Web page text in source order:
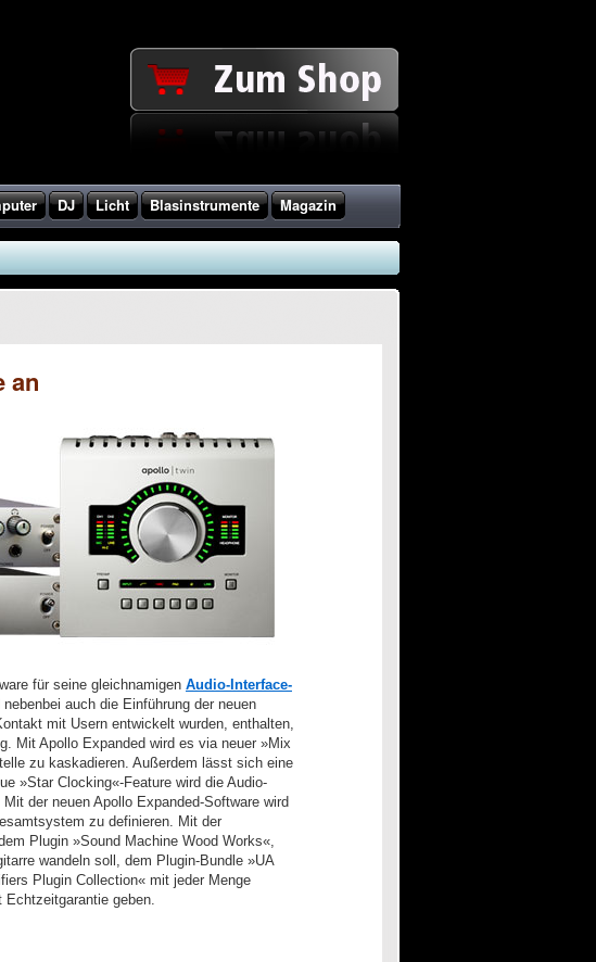
DJ Licht Blasinstrumente Magazin
an
für seine gleichnamigen Audio-Interface-
auch die Einführung der neuen
mit Usern entwickelt wurden, enthalten,
Mit Apollo Expanded wird es via neuer »Mix
zu kaskadieren. Außerdem lässt sich eine
»Star Clocking«-Feature wird die Audio-
der neuen Apollo Expanded-Software wird
zu definieren. Mit der
Plugin »Sound Machine Wood Works«,
wandeln soll, dem Plugin-Bundle »UA
Plugin Collection« mit jeder Menge
Echtzeitgarantie geben.